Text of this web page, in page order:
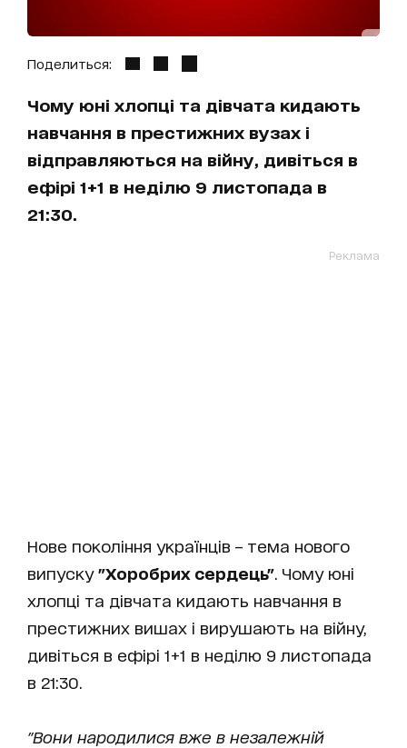
Поделиться:
Чому юні хлопці та дівчата кидають
навчання в престижних вузах і
відправляються на війну, дивіться в
ефірі 1+1 в неділю 9 листопада в
21:30.
Реклама
Нове покоління українців – тема нового
випуску "Хоробрих сердець" . Чому юні
хлопці та дівчата кидають навчання в
престижних вишах і вирушають на війну,
дивіться в ефірі 1+1 в неділю 9 листопада
в 21:30.
"Вони народилися вже в незалежній